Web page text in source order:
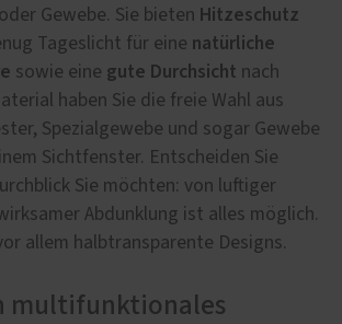
Gewebe. Sie bieten Hitzeschutz
Tageslicht für eine natürliche
sowie eine gute Durchsicht nach
haben Sie die freie Wahl aus
Spezialgewebe und sogar Gewebe
Sichtfenster. Entscheiden Sie
Sie möchten: von luftiger
Abdunklung ist alles möglich.
allem halbtransparente Designs.
multifunktionales